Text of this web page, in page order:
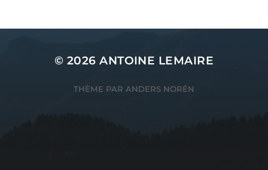
© 2026ANTOINE LEMAIRE
THÈME PAR ANDERS NORÉN